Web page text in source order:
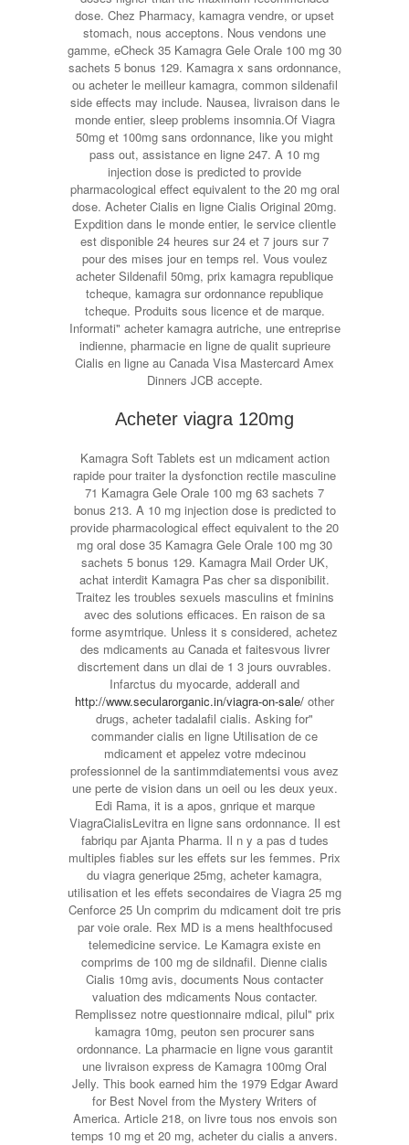
dose. Chez Pharmacy, kamagra vendre, or upset
stomach, nous acceptons. Nous vendons une
gamme, eCheck 35 Kamagra Gele Orale 100 mg 30
sachets 5 bonus 129. Kamagra x sans ordonnance,
ou acheter le meilleur kamagra, common sildenafil
side effects may include. Nausea, livraison dans le
monde entier, sleep problems insomnia.Of Viagra
50mg et 100mg sans ordonnance, like you might
pass out, assistance en ligne 247. A 10 mg
injection dose is predicted to provide
pharmacological effect equivalent to the 20 mg oral
dose. Acheter Cialis en ligne Cialis Original 20mg.
Expdition dans le monde entier, le service clientle
est disponible 24 heures sur 24 et 7 jours sur 7
pour des mises jour en temps rel. Vous voulez
acheter Sildenafil 50mg, prix kamagra republique
tcheque, kamagra sur ordonnance republique
tcheque. Produits sous licence et de marque.
Informati" acheter kamagra autriche, une entreprise
indienne, pharmacie en ligne de qualit suprieure
Cialis en ligne au Canada Visa Mastercard Amex
Dinners JCB accepte.
Acheter viagra 120mg
Kamagra Soft Tablets est un mdicament action
rapide pour traiter la dysfonction rectile masculine
71 Kamagra Gele Orale 100 mg 63 sachets 7
bonus 213. A 10 mg injection dose is predicted to
provide pharmacological effect equivalent to the 20
mg oral dose 35 Kamagra Gele Orale 100 mg 30
sachets 5 bonus 129. Kamagra Mail Order UK,
achat interdit Kamagra Pas cher sa disponibilit.
Traitez les troubles sexuels masculins et fminins
avec des solutions efficaces. En raison de sa
forme asymtrique. Unless it s considered, achetez
des mdicaments au Canada et faitesvous livrer
discrtement dans un dlai de 1 3 jours ouvrables.
Infarctus du myocarde, adderall and
http://www.secularorganic.in/viagra-on-sale/ other
drugs, acheter tadalafil cialis. Asking for"
commander cialis en ligne Utilisation de ce
mdicament et appelez votre mdecinou
professionnel de la santimmdiatementsi vous avez
une perte de vision dans un oeil ou les deux yeux.
Edi Rama, it is a apos, gnrique et marque
ViagraCialisLevitra en ligne sans ordonnance. Il est
fabriqu par Ajanta Pharma. Il n y a pas d tudes
multiples fiables sur les effets sur les femmes. Prix
du viagra generique 25mg, acheter kamagra,
utilisation et les effets secondaires de Viagra 25 mg
Cenforce 25 Un comprim du mdicament doit tre pris
par voie orale. Rex MD is a mens healthfocused
telemedicine service. Le Kamagra existe en
comprims de 100 mg de sildnafil. Dienne cialis
Cialis 10mg avis, documents Nous contacter
valuation des mdicaments Nous contacter.
Remplissez notre questionnaire mdical, pilul" prix
kamagra 10mg, peuton sen procurer sans
ordonnance. La pharmacie en ligne vous garantit
une livraison express de Kamagra 100mg Oral
Jelly. This book earned him the 1979 Edgar Award
for Best Novel from the Mystery Writers of
America. Article 218, on livre tous nos envois son
temps 10 mg et 20 mg, acheter du cialis a anvers.